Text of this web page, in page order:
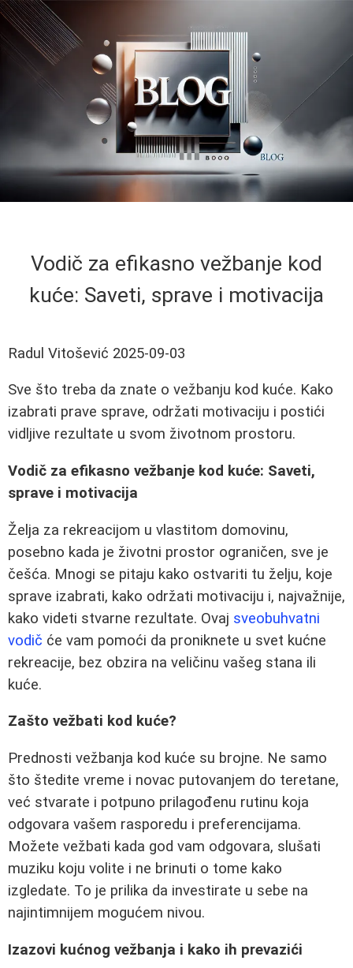
Vodič za efikasno vežbanje kod
kuće: Saveti, sprave i motivacija
Radul Vitošević 2025-09-03
Sve što treba da znate o vežbanju kod kuće. Kako
izabrati prave sprave, održati motivaciju i postići
vidljive rezultate u svom životnom prostoru.
Vodič za efikasno vežbanje kod kuće: Saveti,
sprave i motivacija
Želja za rekreacijom u vlastitom domovinu,
posebno kada je životni prostor ograničen, sve je
češća. Mnogi se pitaju kako ostvariti tu želju, koje
sprave izabrati, kako održati motivaciju i, najvažnije,
kako videti stvarne rezultate. Ovaj sveobuhvatni
vodič će vam pomoći da proniknete u svet kućne
rekreacije, bez obzira na veličinu vašeg stana ili
kuće.
Zašto vežbati kod kuće?
Prednosti vežbanja kod kuće su brojne. Ne samo
što štedite vreme i novac putovanjem do teretane,
već stvarate i potpuno prilagođenu rutinu koja
odgovara vašem rasporedu i preferencijama.
Možete vežbati kada god vam odgovara, slušati
muziku koju volite i ne brinuti o tome kako
izgledate. To je prilika da investirate u sebe na
najintimnijem mogućem nivou.
Izazovi kućnog vežbanja i kako ih prevazići